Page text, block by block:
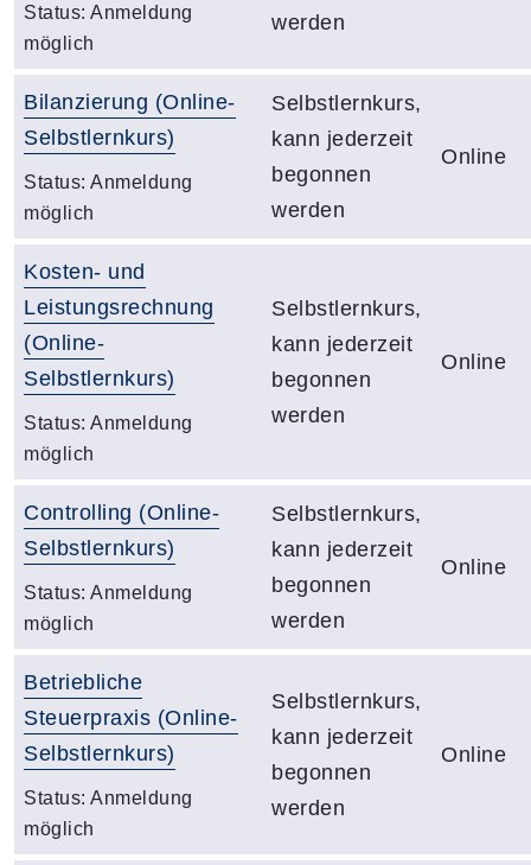
Status: Anmeldung
möglich
werden
Bilanzierung (Online-
Selbstlernkurs)
Status: Anmeldung
möglich
Selbstlernkurs,
kann jederzeit
begonnen
werden
Online
Kosten- und
Leistungsrechnung
(Online-
Selbstlernkurs)
Status: Anmeldung
möglich
Selbstlernkurs,
kann jederzeit
begonnen
werden
Online
Controlling (Online-
Selbstlernkurs)
Status: Anmeldung
möglich
Selbstlernkurs,
kann jederzeit
begonnen
werden
Online
Betriebliche
Steuerpraxis (Online-
Selbstlernkurs)
Status: Anmeldung
möglich
Selbstlernkurs,
kann jederzeit
begonnen
werden
Online